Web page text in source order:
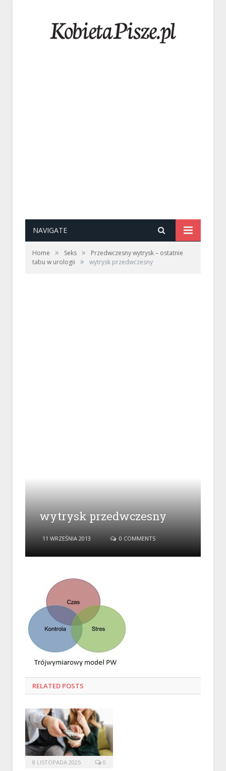
NAVIGATE
Home » Seks »
Przedwczesny wytrysk – ostatnie
tabu w urologii
» wytrysk przedwczesny
wytrysk przedwczesny
11 WRZEŚNIA 2013 0 COMMENTS
RELATED POSTS
8 LISTOPADA 2025 0